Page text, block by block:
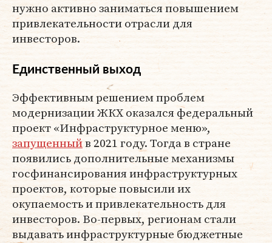
нужно активно заниматься повышением
привлекательности отрасли для
инвесторов.
Единственный выход
Эффективным решением проблем
модернизации ЖКХ оказался федеральный
проект «Инфраструктурное меню»,
запущенныйв 2021 году. Тогда в стране
появились дополнительные механизмы
госфинансирования инфраструктурных
проектов, которые повысили их
окупаемость и привлекательность для
инвесторов. Во-первых, регионам стали
выдавать инфраструктурные бюджетные